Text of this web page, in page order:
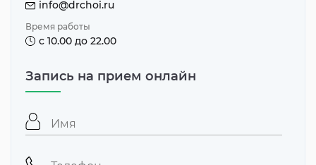
Запись на прием онлайн
info@drchoi.ru
Время работы
с 10.00 до 22.00